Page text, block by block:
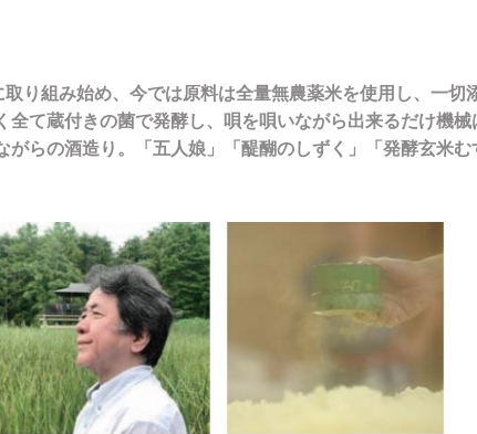
り組み始め、今では原料は全量無農薬米を使用し、一切
て蔵付きの菌で発酵し、唄を唄いながら出来るだけ機械
らの酒造り。「五人娘」「醍醐のしずく」「発酵玄米む